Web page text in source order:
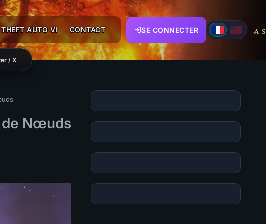
AUTO VI CONTACT SE CONNECTER
/ X
de Nœuds